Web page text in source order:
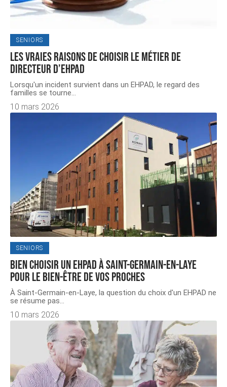
SENIORS
Les vraies raisons de choisir le métier de
directeur d’Ehpad
Lorsqu'un incident survient dans un EHPAD, le regard des
familles se tourne…
10 mars 2026
SENIORS
Bien choisir un EHPAD à Saint-Germain-en-Laye
pour le bien-être de vos proches
À Saint-Germain-en-Laye, la question du choix d'un EHPAD ne
se résume pas…
10 mars 2026